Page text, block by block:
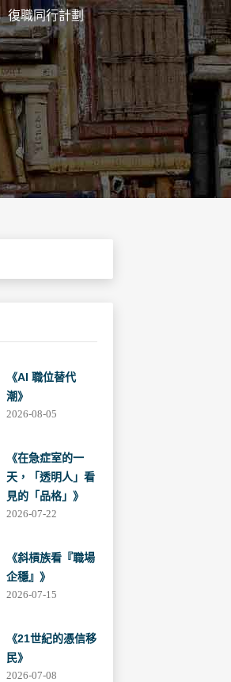
復職同行計劃
《AI 職位替代
潮》
2026-08-05
《在急症室的一
天，「透明人」看
見的「品格」》
2026-07-22
《斜槓族看『職場
企穩』》
2026-07-15
《21世紀的憑信移
民》
2026-07-08